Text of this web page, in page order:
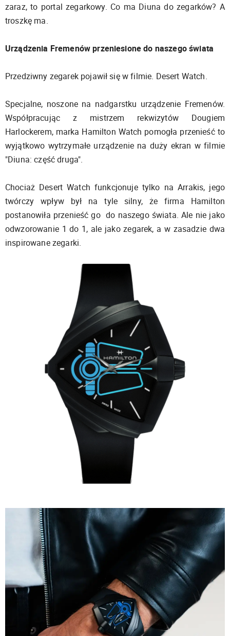
zaraz, to portal zegarkowy. Co ma Diuna do zegarków? A
troszkę ma.
Urządzenia Fremenów przeniesione do naszego świata
Przedziwny zegarek pojawił się w filmie. Desert Watch.
Specjalne, noszone na nadgarstku urządzenie Fremenów.
Współpracując z mistrzem rekwizytów Dougiem
Harlockerem, marka Hamilton Watch pomogła przenieść to
wyjątkowo wytrzymałe urządzenie na duży ekran w filmie
"Diuna: część druga".
Chociaż Desert Watch funkcjonuje tylko na Arrakis, jego
twórczy wpływ był na tyle silny, że firma Hamilton
postanowiła przenieść go do naszego świata. Ale nie jako
odwzorowanie 1 do 1, ale jako zegarek, a w zasadzie dwa
inspirowane zegarki.